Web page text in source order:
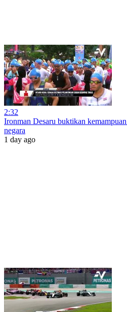
2:32
Ironman Desaru buktikan
negara
1 day ago